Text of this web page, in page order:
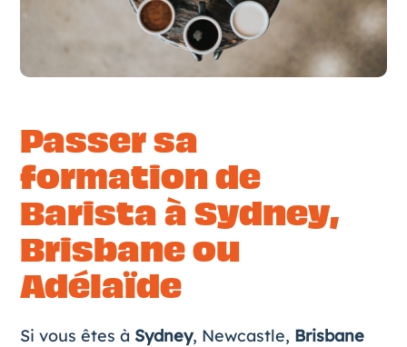
Passer sa
formation de
Barista à Sydney,
Brisbane ou
Adélaïde
Si vous êtes à Sydney, Newcastle, Brisbane